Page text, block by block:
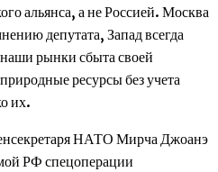
альянса, а не Россией. Москва
депутата, Запад всегда
наши рынки сбыта своей
ресурсы без учета
их.
НАТО Мирча Джоанэ
РФ спецоперации